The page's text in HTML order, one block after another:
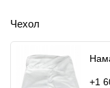
Чехол
+1